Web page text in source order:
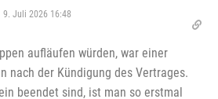
9. Juli 2026 16:48
aufläufen würden, war einer
nach der Kündigung des Vertrages.
beendet sind, ist man so erstmal